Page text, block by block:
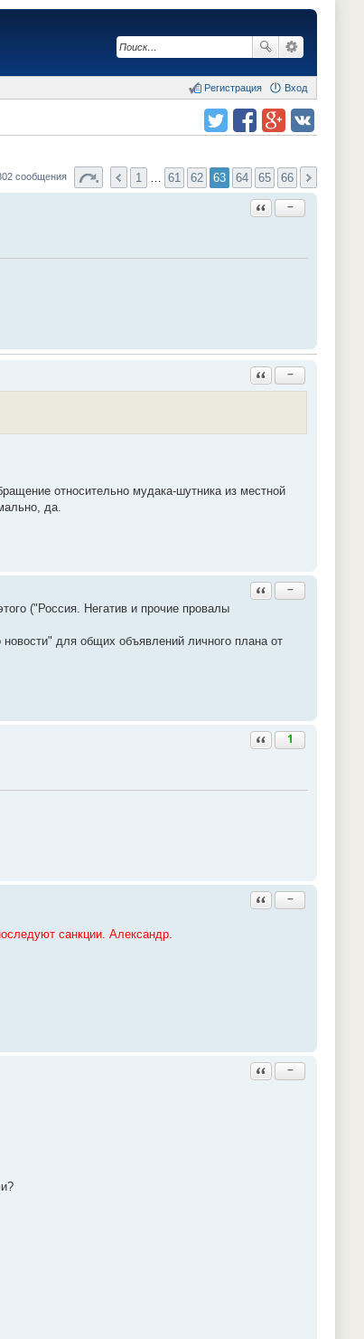
Вход
Регистрация
сообщения 1 61 62 63 64 65 66
Ответить с цитатой
−
Ответить с цитатой
−
относительно мудака-шутника из местной
да.
Ответить с цитатой
−
("Россия. Негатив и прочие провалы
для общих объявлений личного плана от
Ответить с цитатой
1
Ответить с цитатой
−
санкции. Александр.
Ответить с цитатой
−